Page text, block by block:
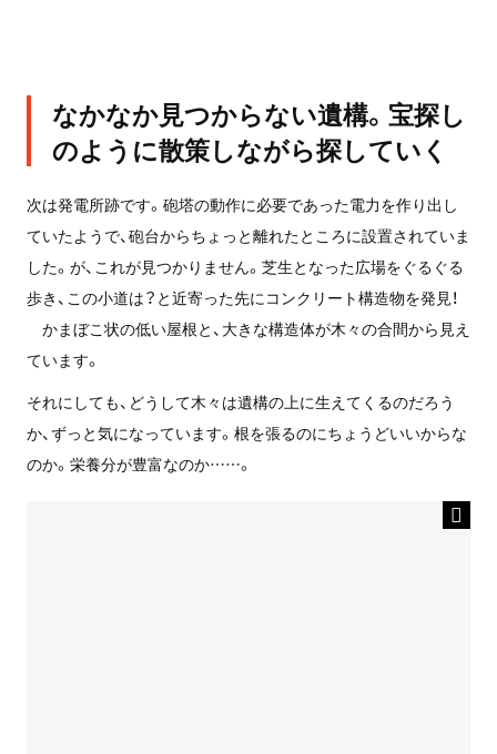
なかなか見つからない遺構。宝探し
のように散策しながら探していく
次は発電所跡です。砲塔の動作に必要であった電力を作り出し
ていたようで、砲台からちょっと離れたところに設置されていま
した。が、これが見つかりません。芝生となった広場をぐるぐる
歩き、この小道は？と近寄った先にコンクリート構造物を発見！
かまぼこ状の低い屋根と、大きな構造体が木々の合間から見え
ています。
それにしても、どうして木々は遺構の上に生えてくるのだろう
か、ずっと気になっています。根を張るのにちょうどいいからな
のか。栄養分が豊富なのか……。